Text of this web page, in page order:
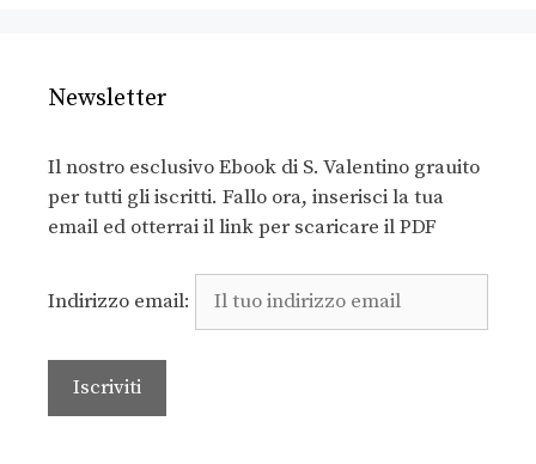
Newsletter
Il nostro esclusivo Ebook di S. Valentino grauito
per tutti gli iscritti. Fallo ora, inserisci la tua
email ed otterrai il link per scaricare il PDF
Indirizzo email: